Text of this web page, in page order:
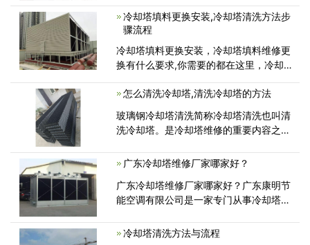
管道是否堵塞。用高压水清洗盆内的热沉
和土壤，并通过出水口排出污水...
冷却塔填料更换安装,冷却塔清洗方法步
骤流程
冷却塔填料更换安装，冷却塔填料维修更
换有什么要求,你需要的都在这里，冷却
基础上，进行塔内清理清洁，依序科学铺
设新填料。新旧填料的更替施工，一般遵
循以下步骤...
怎么清洗冷却塔,清洗冷却塔的方法
玻璃钢冷却塔清洗简称冷却塔清洗也叫清
洗冷却塔。是冷却塔维修的重要内容之
的。冷却塔的所有组件中需要清洗的组件
布水管冷却塔收水器，冷却塔集
广东冷却塔维修厂家哪家好？
广东冷却塔维修厂家哪家好？广东康明节
能空调有限公司是一家专门从事冷却塔维
方形逆流低噪音冷却塔，方形横流低噪音
冷却塔清洗方法与流程